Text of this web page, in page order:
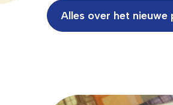
Alles over het nieuwe